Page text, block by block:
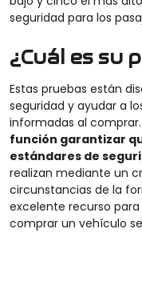
seguridad para los
¿Cuál es su
Estas pruebas están
seguridad y ayudar a
informadas al comprar.
función garantizar
estándares de
realizan mediante un
circunstancias de la
excelente recurso
comprar un vehículo